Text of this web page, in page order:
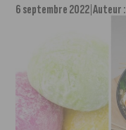
6 septembre 2022 Auteur :